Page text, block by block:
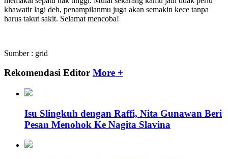
khawatir lagi deh, penampilanmu juga akan semakin kece tanpa
harus takut sakit. Selamat mencoba!
Sumber : grid
Rekomendasi Editor More +
Isu Slingkuh dengan Raffi, Nita Gunawan Beri
Pesan Menohok Ke Nagita Slavina